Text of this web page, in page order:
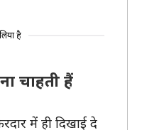
है
चाहती हैं
में ही दिखाई दे